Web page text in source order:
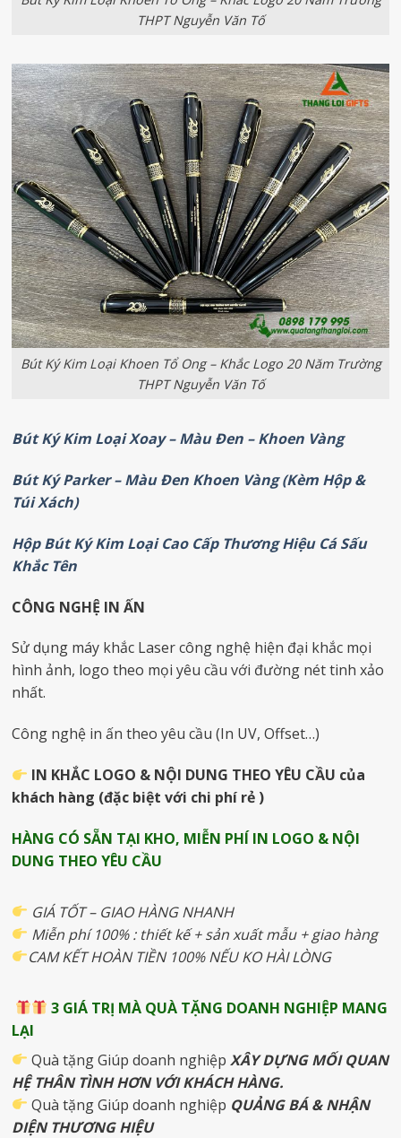
THPT Nguyễn Văn Tố
Bút Ký Kim Loại Khoen Tổ Ong – Khắc Logo 20 Năm Trường
THPT Nguyễn Văn Tố
Bút Ký Kim Loại Xoay – Màu Đen – Khoen Vàng
Bút Ký Parker – Màu Đen Khoen Vàng (Kèm Hộp &
Túi Xách)
Hộp Bút Ký Kim Loại Cao Cấp Thương Hiệu Cá Sấu
Khắc Tên
CÔNG NGHỆ IN ẤN
Sử dụng máy khắc Laser công nghệ hiện đại khắc mọi
hình ảnh, logo theo mọi yêu cầu với đường nét tinh xảo
nhất.
Công nghệ in ấn theo yêu cầu (In UV, Offset…)
IN KHẮC LOGO & NỘI DUNG THEO YÊU CẦU của
khách hàng (đặc biệt với chi phí rẻ )
HÀNG CÓ SẴN TẠI KHO, MIỄN PHÍ IN LOGO & NỘI
DUNG THEO YÊU CẦU
GIÁ TỐT – GIAO HÀNG NHANH
Miễn phí 100% : thiết kế + sản xuất mẫu + giao hàng
CAM KẾT HOÀN TIỀN 100% NẾU KO HÀI LÒNG
3 GIÁ TRỊ MÀ QUÀ TẶNG DOANH NGHIỆP MANG
LẠI
Quà tặng Giúp doanh nghiệpXÂY DỰNG MỐI QUAN
HỆ THÂN TÌNH HƠN VỚI KHÁCH HÀNG.
Quà tặng Giúp doanh nghiệp QUẢNG BÁ & NHẬN
DIỆN THƯƠNG HIỆU